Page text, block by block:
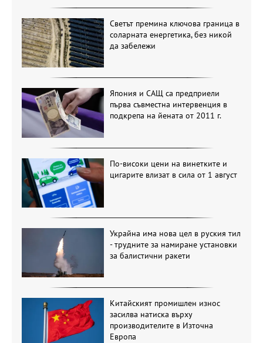
Светът премина ключова граница в
соларната енергетика, без никой
да забележи
Япония и САЩ са предприели
първа съвместна интервенция в
подкрепа на йената от 2011 г.
По-високи цени на винетките и
цигарите влизат в сила от 1 август
Украйна има нова цел в руския тил
- трудните за намиране установки
за балистични ракети
Китайският промишлен износ
засилва натиска върху
производителите в Източна
Европа